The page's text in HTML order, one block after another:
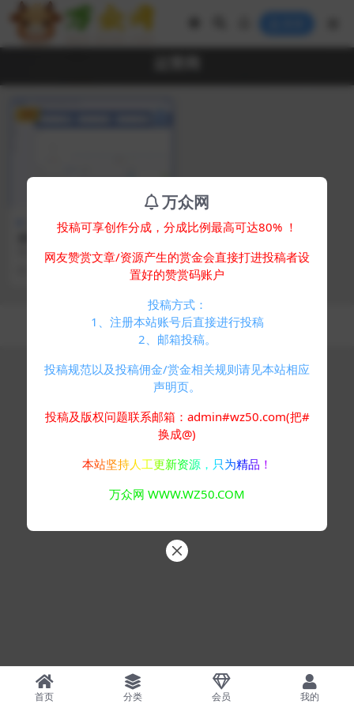
其他源码
全新三网话费余额查询API系
统源码 Thinkphp全开源 附教
简介： 全新三网话费余额查询API
系统源码 thinkphp全开源 附教程
30
Copyright © 2024万众网- All rights reserved
浙ICP备05025058号-4
首页 分类 会员 我的
万众网
投稿可享创作分成，分成比例最高可达80% ！
网友赞赏文章/资源产生的赏金会直接打进投稿者设
置好的赞赏码账户
投稿方式：
1、注册本站账号后直接进行投稿
2、邮箱投稿。
投稿规范以及投稿佣金/赏金相关规则请见本站相应
声明页。
投稿及版权问题联系邮箱：admin#wz50.com(把#
换成@)
本站坚持人工更新资源，只为精品！
万众网 WWW.WZ50.COM